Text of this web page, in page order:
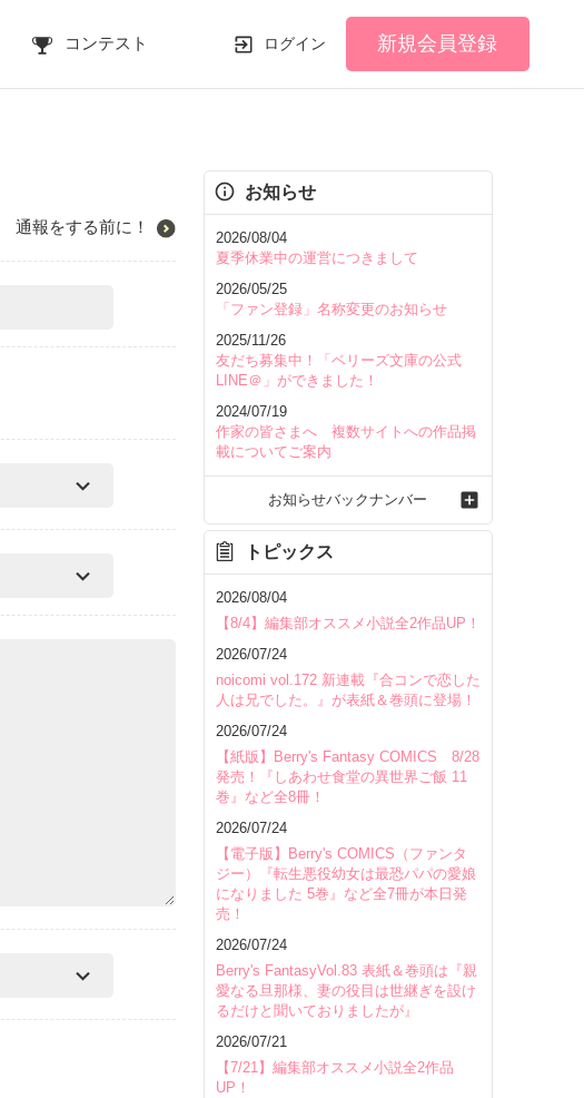
コンテスト ログイン 新規会員登録
通報をする前に！
お知らせ
2026/08/04
夏季休業中の運営につきまして
2026/05/25
「ファン登録」名称変更のお知らせ
2025/11/26
友だち募集中！「ベリーズ文庫の公式
LINE＠」ができました！
2024/07/19
作家の皆さまへ 複数サイトへの作品掲
載についてご案内
お知らせバックナンバー
トピックス
2026/08/04
【8/4】編集部オススメ小説全2作品UP！
2026/07/24
noicomi vol.172 新連載『合コンで恋した
人は兄でした。』が表紙＆巻頭に登場！
2026/07/24
【紙版】Berry's Fantasy COMICS 8/28
発売！『しあわせ食堂の異世界ご飯 11
巻』など全8冊！
2026/07/24
【電子版】Berry's COMICS（ファンタ
ジー）『転生悪役幼女は最恐パパの愛娘
になりました 5巻』など全7冊が本日発
売！
2026/07/24
Berry's FantasyVol.83 表紙＆巻頭は『親
愛なる旦那様、妻の役目は世継ぎを設け
るだけと聞いておりましたが』
2026/07/21
【7/21】編集部オススメ小説全2作品
UP！